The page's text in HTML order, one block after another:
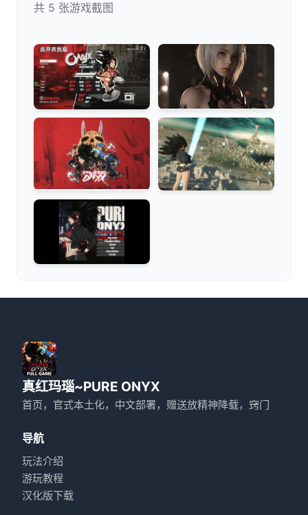
共 5 张游戏截图
真红玛瑙~PURE ONYX
首页，官式本土化，中文部署，赠送放精神降载，窍门
导航
玩法介绍
游玩教程
汉化版下载